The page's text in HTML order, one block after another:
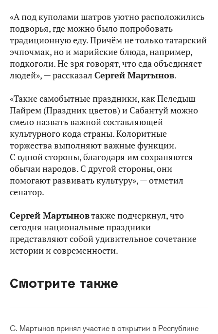
«А под куполами шатров уютно расположились
подворья, где можно было попробовать
традиционную еду. Причём не только татарский
эчпочмак, но и марийские блюда, например,
подкоголи. Не зря говорят, что еда объединяет
людей», — рассказал Сергей Мартынов.
«Такие самобытные праздники, как Пеледыш
Пайрем (Праздник цветов) и Сабантуй можно
смело назвать важной составляющей
культурного кода страны. Колоритные
торжества выполняют важные функции.
С одной стороны, благодаря им сохраняются
обычаи народов. С другой стороны, они
помогают развивать культуру», — отметил
сенатор.
Сергей Мартыновтакже подчеркнул, что
сегодня национальные праздники
представляют собой удивительное сочетание
истории и современности.
Смотрите также
С. Мартынов принял участие в открытии в Республике